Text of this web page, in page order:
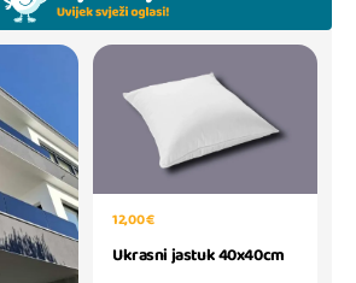
12,00 €
Ukrasni jastuk 40x40cm